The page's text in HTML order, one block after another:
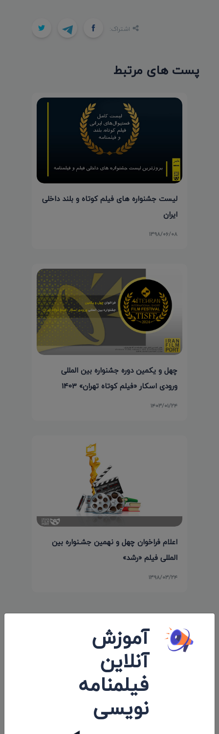
اشتراک:
پست های مرتبط
لیست جشنواره های فیلم کوتاه و بلند داخلی
ایران
۱۳۹۸/۰۶/۰۸
چهل و یکمین دوره جشنواره بین المللی
ورودی اسکار «فیلم کوتاه تهران» 1403
۱۴۰۳/۰۱/۲۴
اعلام فراخوان چهل و نهمین جشـنواره بین‌
المللی فیلم «رشد»
۱۳۹۸/۰۳/۲۴
اولین کامنت و یا نظر را شما ثبت کنید.
ارسال نظرات
آموزش
آنلاین
فیلمنامه
نویسی